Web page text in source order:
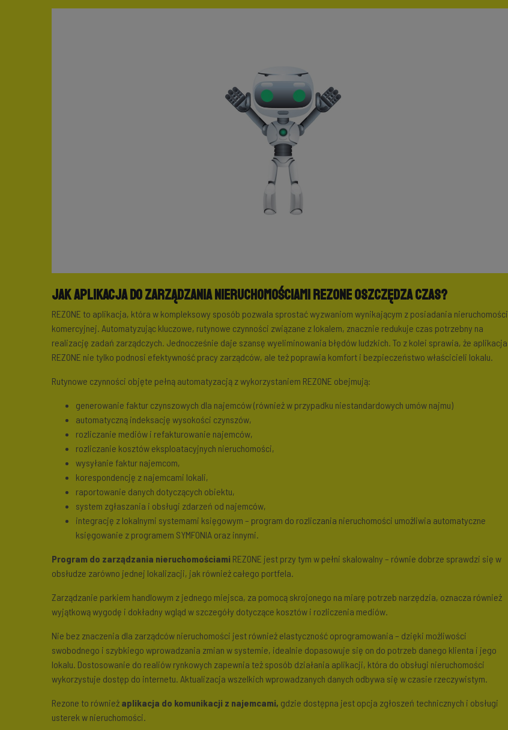
Jak aplikacja do zarządzania nieruchomościami REZONE oszczędza czas?
REZONE to aplikacja, która w kompleksowy sposób pozwala sprostać wyzwaniom wynikającym z posiadania nieruchomości
komercyjnej. Automatyzując kluczowe, rutynowe czynności związane z lokalem, znacznie redukuje czas potrzebny na
realizację zadań zarządczych. Jednocześnie daje szansę wyeliminowania błędów ludzkich. To z kolei sprawia, że aplikacja
REZONE nie tylko podnosi efektywność pracy zarządców, ale też poprawia komfort i bezpieczeństwo właścicieli lokalu.
Rutynowe czynności objęte pełną automatyzacją z wykorzystaniem REZONE obejmują:
generowanie faktur czynszowych dla najemców (również w przypadku niestandardowych umów najmu)
automatyczną indeksację wysokości czynszów,
rozliczanie mediów i refakturowanie najemców,
rozliczanie kosztów eksploatacyjnych nieruchomości,
wysyłanie faktur najemcom,
korespondencję z najemcami lokali,
raportowanie danych dotyczących obiektu,
system zgłaszania i obsługi zdarzeń od najemców,
integrację z lokalnymi systemami księgowym – program do rozliczania nieruchomości umożliwia automatyczne
księgowanie z programem SYMFONIA oraz innymi.
Program do zarządzania nieruchomościami REZONE jest przy tym w pełni skalowalny – równie dobrze sprawdzi się w
obsłudze zarówno jednej lokalizacji, jak również całego portfela.
Zarządzanie parkiem handlowym z jednego miejsca, za pomocą skrojonego na miarę potrzeb narzędzia, oznacza również
wyjątkową wygodę i dokładny wgląd w szczegóły dotyczące kosztów i rozliczenia mediów.
Nie bez znaczenia dla zarządców nieruchomości jest również elastyczność oprogramowania – dzięki możliwości
swobodnego i szybkiego wprowadzania zmian w systemie, idealnie dopasowuje się on do potrzeb danego klienta i jego
lokalu. Dostosowanie do realiów rynkowych zapewnia też sposób działania aplikacji, która do obsługi nieruchomości
wykorzystuje dostęp do internetu. Aktualizacja wszelkich wprowadzanych danych odbywa się w czasie rzeczywistym.
Rezone to również aplikacja do komunikacji z najemcami, gdzie dostępna jest opcja zgłoszeń technicznych i obsługi
usterek w nieruchomości.